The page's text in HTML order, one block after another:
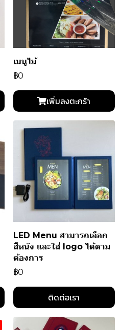
เมนูไม้
฿0
เพิ่มลงตะกร้า
LED Menu สามารถเลือก
สีหนัง และใส่ logo ได้ตาม
ต้องการ
฿0
ติดต่อเรา